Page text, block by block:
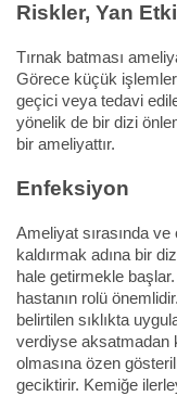
Riskler, Yan
Tırnak batması
Görece küçük
geçici veya tedavi
yönelik de bir dizi
bir ameliyattır.
Enfeksiyon
Ameliyat sırasında
kaldırmak adına bir
hale getirmekle
hastanın rolü
belirtilen sıklıkta
verdiyse aksatmadan
olmasına özen
geciktirir. Kemiğe